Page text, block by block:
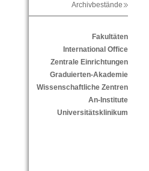
Archivbestände
Fakultäten
International Office
Zentrale Einrichtungen
Graduierten-Akademie
Wissenschaftliche Zentren
An-Institute
Universitätsklinikum